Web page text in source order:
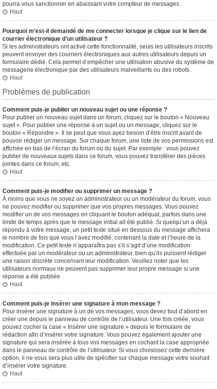
pourra vous sanctionner en abaissant votre compteur de messages.
Haut
Pourquoi m’est-il demandé de me connecter lorsque je clique sur le lien de
courrier électronique d’un utilisateur ?
Si les administrateurs ont activé cette fonctionnalité, seuls les utilisateurs inscrits
peuvent envoyer des courriers électroniques aux autres utilisateurs depuis un
formulaire dédié. Cela permet d’empêcher une utilisation abusive du système de
messagerie électronique par des utilisateurs malveillants ou des robots.
Haut
Problèmes de publication
Comment puis-je publier un nouveau sujet ou une réponse ?
Pour publier un nouveau sujet dans un forum, cliquez sur le bouton « Nouveau
sujet ». Pour publier une réponse à un sujet ou un message, cliquez sur le
bouton « Répondre ». Il se peut que vous ayez besoin d’être inscrit avant de
pouvoir rédiger un message. Sur chaque forum, une liste de vos permissions est
affichée en bas de l’écran du forum ou du sujet. Par exemple : vous pouvez
publier de nouveaux sujets dans ce forum, vous pouvez transférer des pièces
jointes dans ce forum, etc.
Haut
Comment puis-je modifier ou supprimer un message ?
À moins que vous ne soyez un administrateur ou un modérateur du forum, vous
ne pouvez modifier ou supprimer que vos propres messages. Vous pouvez
modifier un de vos messages en cliquant le bouton adéquat, parfois dans une
limite de temps après que le message initial ait été publié. Si quelqu’un a déjà
répondu à votre message, un petit texte situé en dessous du message affichera
le nombre de fois que vous l’avez modifié, contenant la date et l’heure de la
modification. Ce petit texte n’apparaîtra pas s’il s’agit d’une modification
effectuée par un modérateur ou un administrateur, bien qu’ils puissent rédiger
une raison discrète concernant leur modification. Veuillez noter que les
utilisateurs normaux ne peuvent pas supprimer leur propre message si une
réponse a été publiée.
Haut
Comment puis-je insérer une signature à mon message ?
Pour insérer une signature à un de vos messages, vous devez tout d’abord en
créer une depuis le panneau de contrôle de l’utilisateur. Une fois créée, vous
pouvez cocher la case « Insérer une signature » depuis le formulaire de
rédaction afin d’insérer votre signature. Vous pouvez également ajouter une
signature qui sera insérée à tous vos messages en cochant la case appropriée
dans le panneau de contrôle de l’utilisateur. Si vous choisissez cette dernière
option, il ne vous sera plus utile de spécifier sur chaque message votre souhait
d’insérer votre signature.
Haut